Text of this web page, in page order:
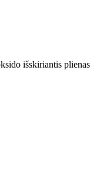
išskiriantis plienas